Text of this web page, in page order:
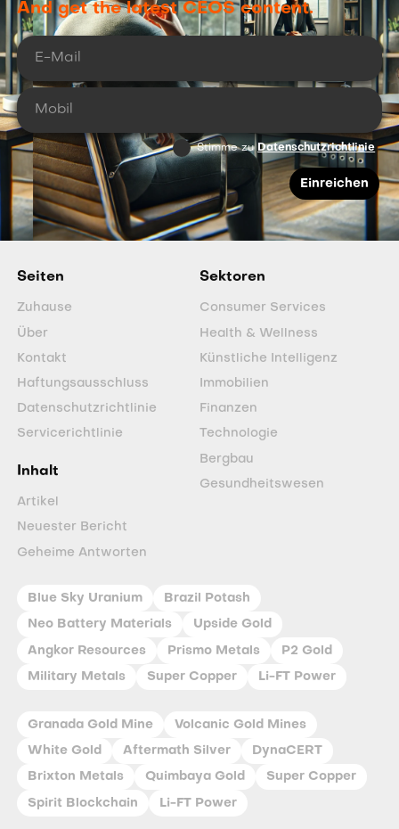
And get the latest CEOS content.
Stimme zu Datenschutzrichtlinie
Seiten
Zuhause
Über
Kontakt
Haftungsausschluss
Datenschutzrichtlinie
Servicerichtlinie
Inhalt
Artikel
Neuester Bericht
Geheime Antworten
Sektoren
Consumer Services
Health & Wellness
Künstliche Intelligenz
Immobilien
Finanzen
Technologie
Bergbau
Gesundheitswesen
Blue Sky Uranium Brazil Potash
Neo Battery Materials Upside Gold
Angkor Resources Prismo Metals P2 Gold
Military Metals Super Copper Li-FT Power
Granada Gold Mine Volcanic Gold Mines
White Gold Aftermath Silver DynaCERT
Brixton Metals Quimbaya Gold Super Copper
Spirit Blockchain Li-FT Power